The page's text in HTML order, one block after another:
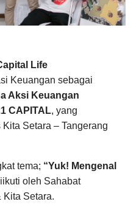
Life
Keuangan sebagai
Aksi Keuangan
CAPITAL, yang
Setara – Tangerang
tema; “Yuk! Mengenal
oleh Sahabat
Kita Setara.